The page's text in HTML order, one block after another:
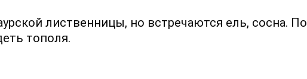
лиственницы, но встречаются ель, сосна. По
тополя.